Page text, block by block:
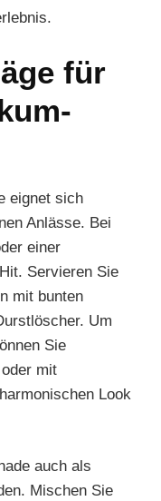
für
eignet sich
Anlässe. Bei
einer
Servieren Sie
mit bunten
Um
Sie
mit
Look
auch als
Mischen Sie